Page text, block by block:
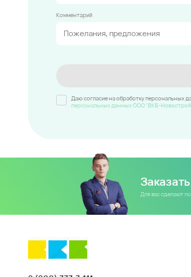
Комментарий
Даю согласие на обработку персональных
персональных данных ООО "ВКБ-
Для вас сделают